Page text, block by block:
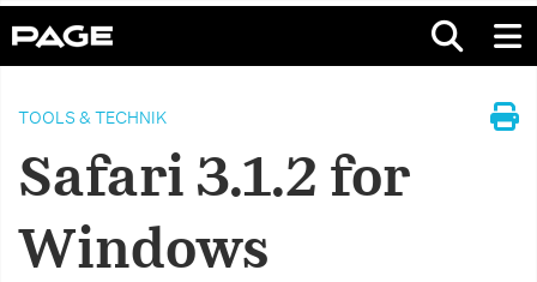
TOOLS & TECHNIK
Safari 3.1.2 for
Windows